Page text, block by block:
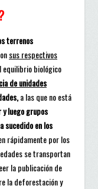
terrenos
sus respectivos
equilibrio biológico
de unidades
a las que no está
luego grupos
sucedido en los
rápidamente por los
se transportan
la publicación de
la deforestación y